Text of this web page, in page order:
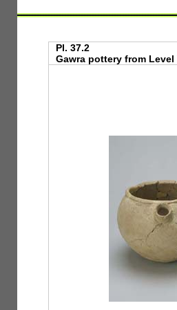
Pl. 37.2
Gawra pottery from